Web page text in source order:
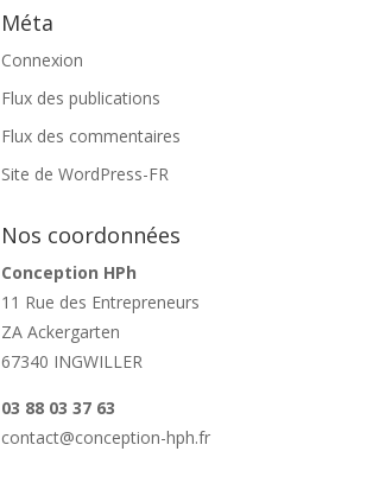
Méta
Connexion
Flux des publications
Flux des commentaires
Site de WordPress-FR
Nos coordonnées
Conception HPh
11 Rue des Entrepreneurs
ZA Ackergarten
67340 INGWILLER
03 88 03 37 63
contact@conception-hph.fr